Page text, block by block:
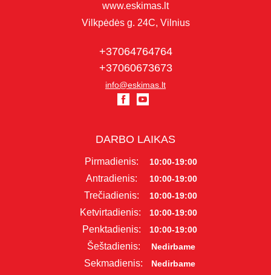
www.eskimas.lt
Vilkpėdės g. 24C, Vilnius
+37064764764
+37060673673
info@eskimas.lt
DARBO LAIKAS
Pirmadienis: 10:00-19:00
Antradienis: 10:00-19:00
Trečiadienis: 10:00-19:00
Ketvirtadienis: 10:00-19:00
Penktadienis: 10:00-19:00
Šeštadienis: Nedirbame
Sekmadienis: Nedirbame